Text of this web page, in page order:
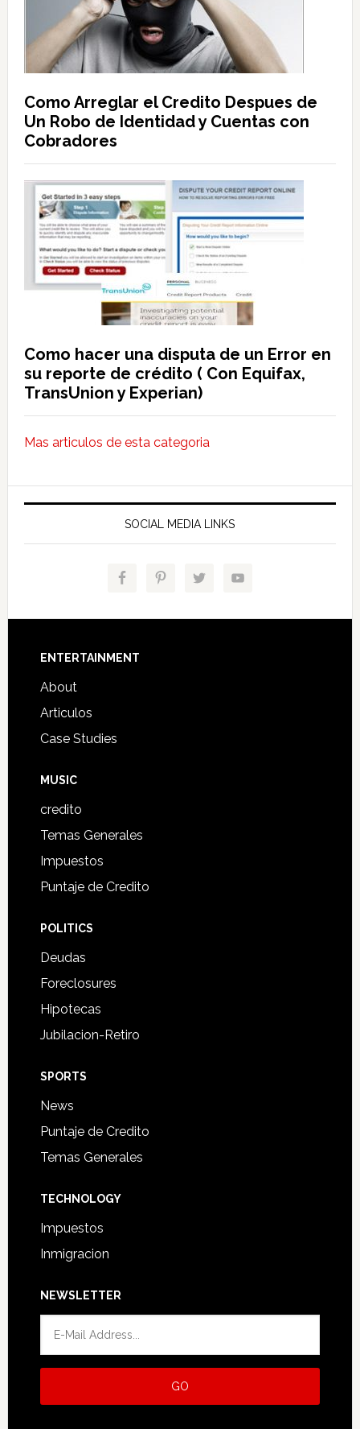
Como Arreglar el Credito Despues de
Un Robo de Identidad y Cuentas con
Cobradores
Como hacer una disputa de un Error en
su reporte de crédito ( Con Equifax,
TransUnion y Experian)
Mas articulos de esta categoria
SOCIAL MEDIA LINKS
Footer
ENTERTAINMENT
About
Articulos
Case Studies
MUSIC
credito
Temas Generales
Impuestos
Puntaje de Credito
POLITICS
Deudas
Foreclosures
Hipotecas
Jubilacion-Retiro
SPORTS
News
Puntaje de Credito
Temas Generales
TECHNOLOGY
Impuestos
Inmigracion
NEWSLETTER